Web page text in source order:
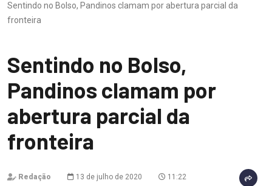
Sentindo no Bolso, Pandinos clamam por abertura parcial da
fronteira
Sentindo no Bolso,
Pandinos clamam por
abertura parcial da
fronteira
Redação 13 de julho de 2020 11:22